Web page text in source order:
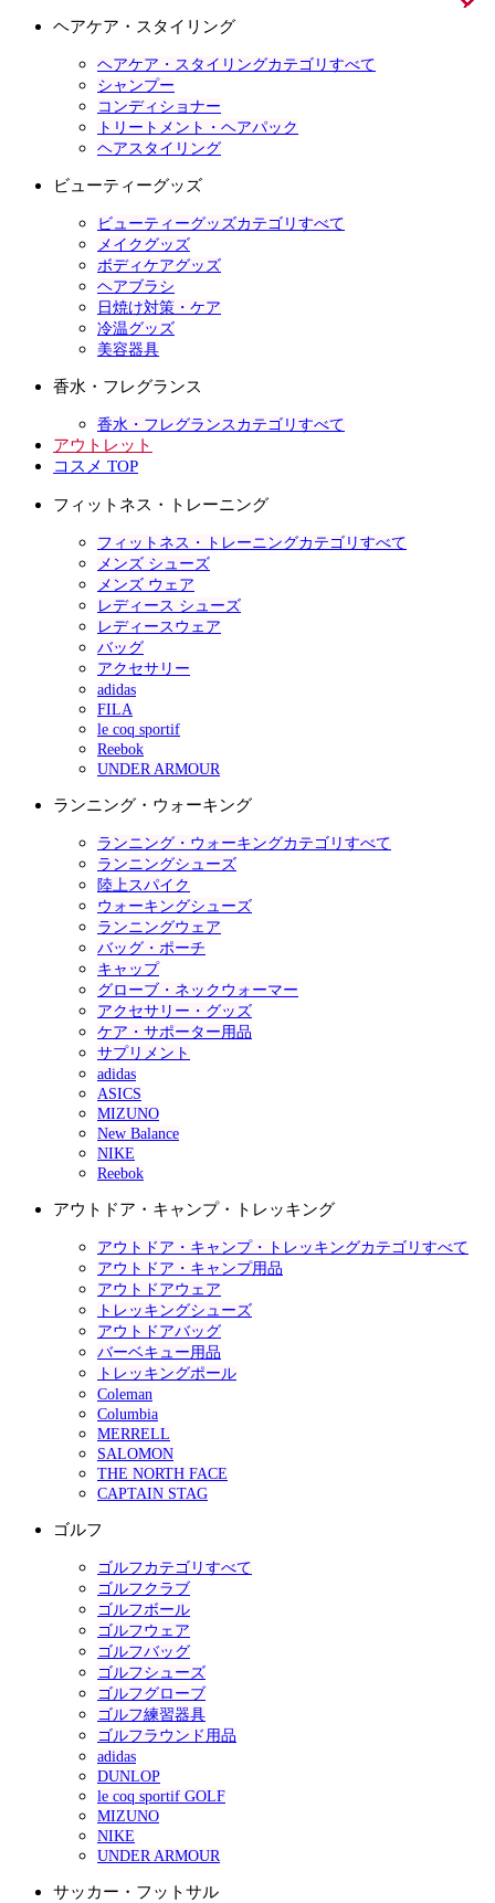
ヘアケア・スタイリング
ヘアケア・スタイリングカテゴリすべて
シャンプー
コンディショナー
トリートメント・ヘアパック
ヘアスタイリング
ビューティーグッズ
ビューティーグッズカテゴリすべて
メイクグッズ
ボディケアグッズ
ヘアブラシ
日焼け対策・ケア
冷温グッズ
美容器具
香水・フレグランス
香水・フレグランスカテゴリすべて
アウトレット
コスメ TOP
フィットネス・トレーニング
フィットネス・トレーニングカテゴリすべて
メンズ シューズ
メンズ ウェア
レディース シューズ
レディースウェア
バッグ
アクセサリー
adidas
FILA
le coq sportif
Reebok
UNDER ARMOUR
ランニング・ウォーキング
ランニング・ウォーキングカテゴリすべて
ランニングシューズ
陸上スパイク
ウォーキングシューズ
ランニングウェア
バッグ・ポーチ
キャップ
グローブ・ネックウォーマー
アクセサリー・グッズ
ケア・サポーター用品
サプリメント
adidas
ASICS
MIZUNO
New Balance
NIKE
Reebok
アウトドア・キャンプ・トレッキング
アウトドア・キャンプ・トレッキングカテゴリすべて
アウトドア・キャンプ用品
アウトドアウェア
トレッキングシューズ
アウトドアバッグ
バーベキュー用品
トレッキングポール
Coleman
Columbia
MERRELL
SALOMON
THE NORTH FACE
CAPTAIN STAG
ゴルフ
ゴルフカテゴリすべて
ゴルフクラブ
ゴルフボール
ゴルフウェア
ゴルフバッグ
ゴルフシューズ
ゴルフグローブ
ゴルフ練習器具
ゴルフラウンド用品
adidas
DUNLOP
le coq sportif GOLF
MIZUNO
NIKE
UNDER ARMOUR
サッカー・フットサル